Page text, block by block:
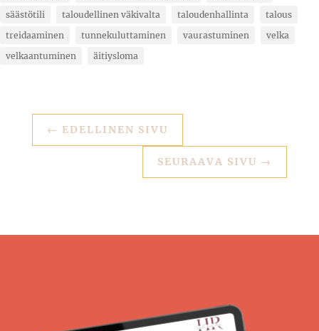
säästötili
taloudellinen väkivalta taloudenhallinta
talous
treidaaminen
tunnekuluttaminen vaurastuminen
velka
velkaantuminen
äitiysloma
← EDELLINEN SIVU
SEURAAVA SIVU →